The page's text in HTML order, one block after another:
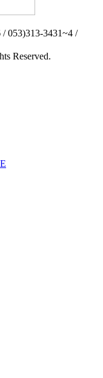
053)313-3431~4 /
Reserved.